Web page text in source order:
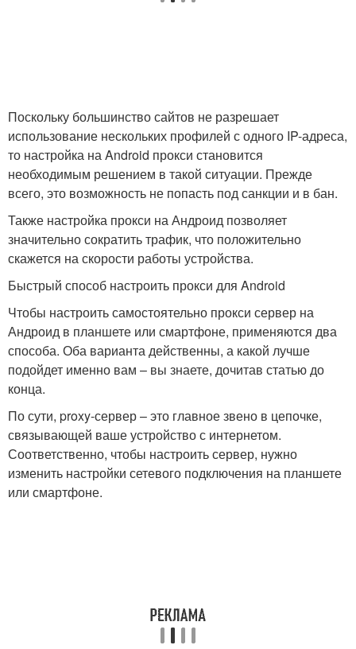
Поскольку большинство сайтов не разрешает
использование нескольких профилей с одного IP-адреса,
то настройка на Android прокси становится
необходимым решением в такой ситуации. Прежде
всего, это возможность не попасть под санкции и в бан.
Также настройка прокси на Андроид позволяет
значительно сократить трафик, что положительно
скажется на скорости работы устройства.
Быстрый способ настроить прокси для Android
Чтобы настроить самостоятельно прокси сервер на
Андроид в планшете или смартфоне, применяются два
способа. Оба варианта действенны, а какой лучше
подойдет именно вам – вы знаете, дочитав статью до
конца.
По сути, proxy-сервер – это главное звено в цепочке,
связывающей ваше устройство с интернетом.
Соответственно, чтобы настроить сервер, нужно
изменить настройки сетевого подключения на планшете
или смартфоне.